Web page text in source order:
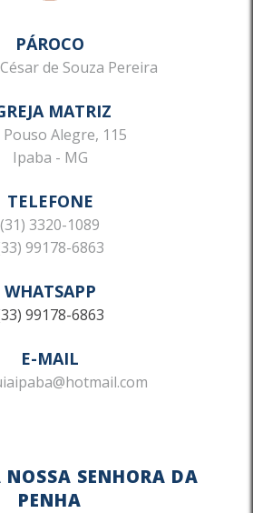
PÁROCO
de Souza Pereira
MATRIZ
Pouso Alegre, 115
Ipaba - MG
TELEFONE
(31) 3320-1089
99178-6863
WHATSAPP
99178-6863
E-MAIL
SENHORA DA
PENHA